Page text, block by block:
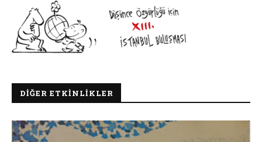
DIĞER ETKINLIKLER